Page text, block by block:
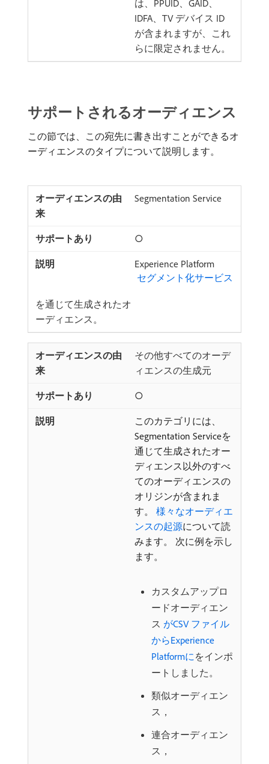
は、PPUID、GAID、
IDFA、TV デバイス ID
が含まれますが、これ
らに限定されません。
サポートされるオーディエンス
この節では、この宛先に書き出すことができるオ
ーディエンスのタイプについて説明します。
Segmentation Service
○
Experience Platform
​ セグメント化サービス
を通じて生成されたオ
ーディエンス。
その他すべてのオーデ
ィエンスの生成元
○
このカテゴリには、
Segmentation Serviceを
通じて生成されたオー
ディエンス以外のすべ
てのオーディエンスの
オリジンが含まれま
す。 様々なオーディエ
ンスの起源について読
みます。 次に例を示し
ます。
カスタムアップロ
ードオーディエン
ス がCSV ファイル
からExperience
Platformにをインポ
ートしました。
類似オーディエン
ス，
連合オーディエン
ス，